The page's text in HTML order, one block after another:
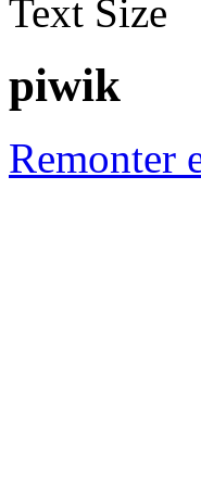
Text Size
piwik
Remonter